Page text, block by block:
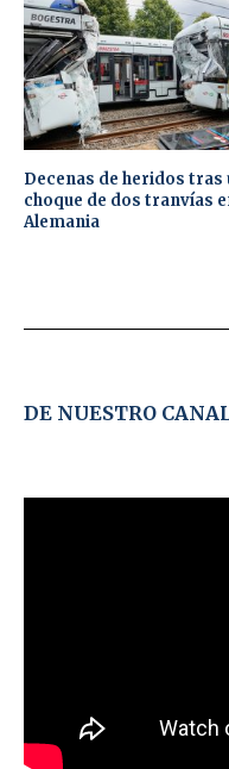
Decenas de heridos tras
choque de dos tranvías
Alemania
DE NUESTRO